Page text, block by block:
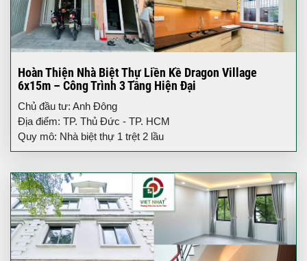
Hoàn Thiện Nhà Biệt Thự Liền Kề Dragon Village
6x15m – Công Trình 3 Tầng Hiện Đại
Chủ đầu tư: Anh Đông
Địa điểm: TP. Thủ Đức - TP. HCM
Quy mô: Nhà biệt thự 1 trệt 2 lầu